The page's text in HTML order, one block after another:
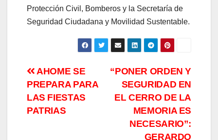
Protección Civil, Bomberos y la Secretaría de
Seguridad Ciudadana y Movilidad Sustentable.
Navegación
de
entradas
“PONER ORDEN Y
SEGURIDAD EN
EL CERRO DE LA
MEMORIA ES
NECESARIO”:
GERARDO
AHOME SE
PREPARA PARA
LAS FIESTAS
PATRIAS